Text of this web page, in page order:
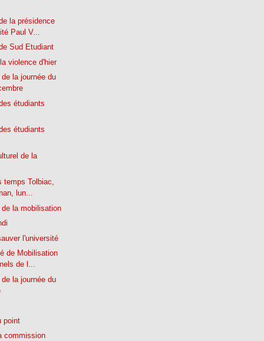
la présidence
Paul V...
Sud Etudiant
violence d'hier
la journée du
étudiants
étudiants
de la
temps Tolbiac,
lun...
la mobilisation
l'université
de Mobilisation
de l...
la journée du
point
commission